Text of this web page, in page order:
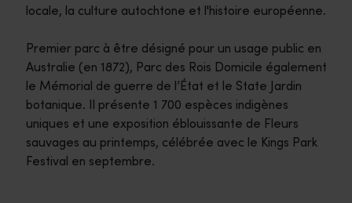
locale, la culture autochtone et l'histoire européenne.
Premier parc à être désigné pour un usage public en
Australie (en 1872), Parc des Rois Domicile également
le Mémorial de guerre de l’État et le State Jardin
botanique. Il présente 1 700 espèces indigènes
uniques et une exposition éblouissante de Fleurs
sauvages au printemps, célébrée avec le Kings Park
Festival en septembre.